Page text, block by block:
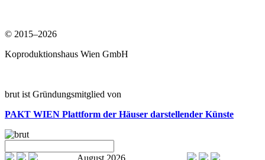
© 2015–2026
Koproduktionshaus Wien GmbH
brut ist Gründungsmitglied von
PAKT WIEN Plattform der Häuser darstellender Künste